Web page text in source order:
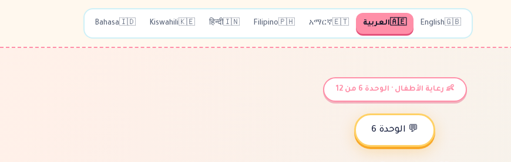
🇬🇧
English
🇦🇪العربية 🇪🇹
አማርኛ
🇵🇭
Filipino
🇮🇳
हिन्दी
🇰🇪
Kiswahili
🇮🇩
Bahasa
👶 رعاية الأطفال · الوحدة 6 من 12
💬 الوحدة 6